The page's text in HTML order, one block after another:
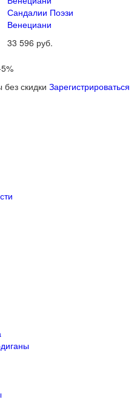
Сандалии Поэзи
Венециани
33 596 руб.
скидки Зарегистрироваться